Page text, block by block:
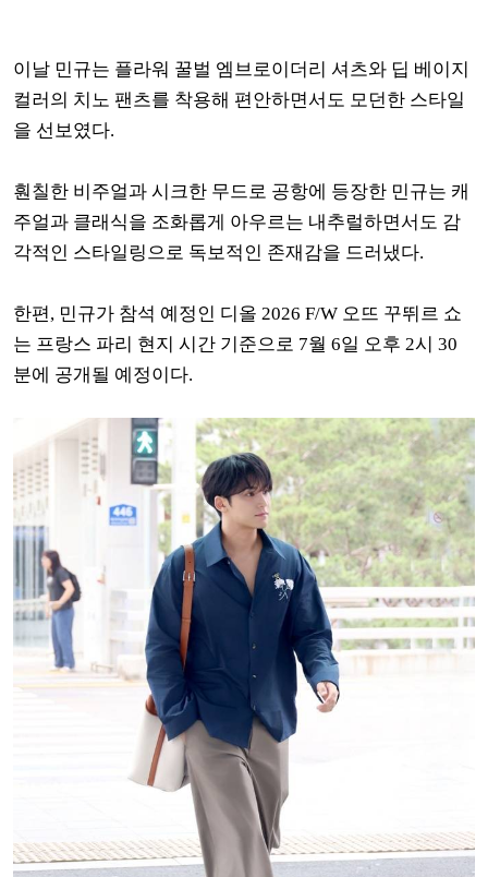
이날 민규는 플라워 꿀벌 엠브로이더리 셔츠와 딥 베이지
컬러의 치노 팬츠를 착용해 편안하면서도 모던한 스타일
을 선보였다.
훤칠한 비주얼과 시크한 무드로 공항에 등장한 민규는 캐
주얼과 클래식을 조화롭게 아우르는 내추럴하면서도 감
각적인 스타일링으로 독보적인 존재감을 드러냈다.
한편, 민규가 참석 예정인 디올 2026 F/W 오뜨 꾸뛰르 쇼
는 프랑스 파리 현지 시간 기준으로 7월 6일 오후 2시 30
분에 공개될 예정이다.